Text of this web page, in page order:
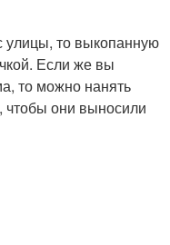
в готовом доме
улицы, то выкопанную
Если же вы
то можно нанять
чтобы они выносили